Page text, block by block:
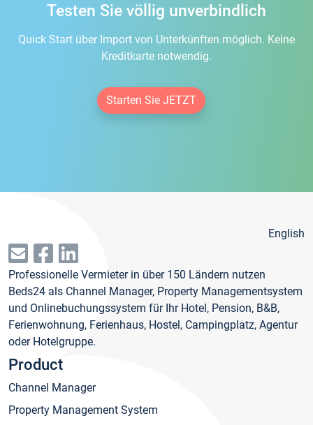
Testen Sie völlig unverbindlich
Quick Start über Import von Unterkünften möglich. Keine
Kreditkarte notwendig.
Starten Sie JETZT
English
Professionelle Vermieter in über 150 Ländern nutzen
Beds24 als Channel Manager, Property Managementsystem
und Onlinebuchungssystem für Ihr Hotel, Pension, B&B,
Ferienwohnung, Ferienhaus, Hostel, Campingplatz, Agentur
oder Hotelgruppe.
Product
Channel Manager
Property Management System